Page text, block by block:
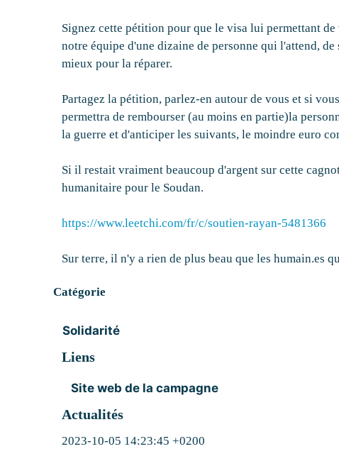
Signez cette pétition pour que le visa lui permettant
notre équipe d'une dizaine de personne qui l'attend,
mieux pour la réparer.
Partagez la pétition, parlez-en autour de vous et si
permettra de rembourser (au moins en partie)la
la guerre et d'anticiper les suivants, le moindre euro
Si il restait vraiment beaucoup d'argent sur cette
humanitaire pour le Soudan.
https://www.leetchi.com/fr/c/soutien-rayan-5481366
Sur terre, il n'y a rien de plus beau que les humain.es
Catégorie
Solidarité
Liens
Site web de la campagne
Actualités
2023-10-05 14:23:45 +0200